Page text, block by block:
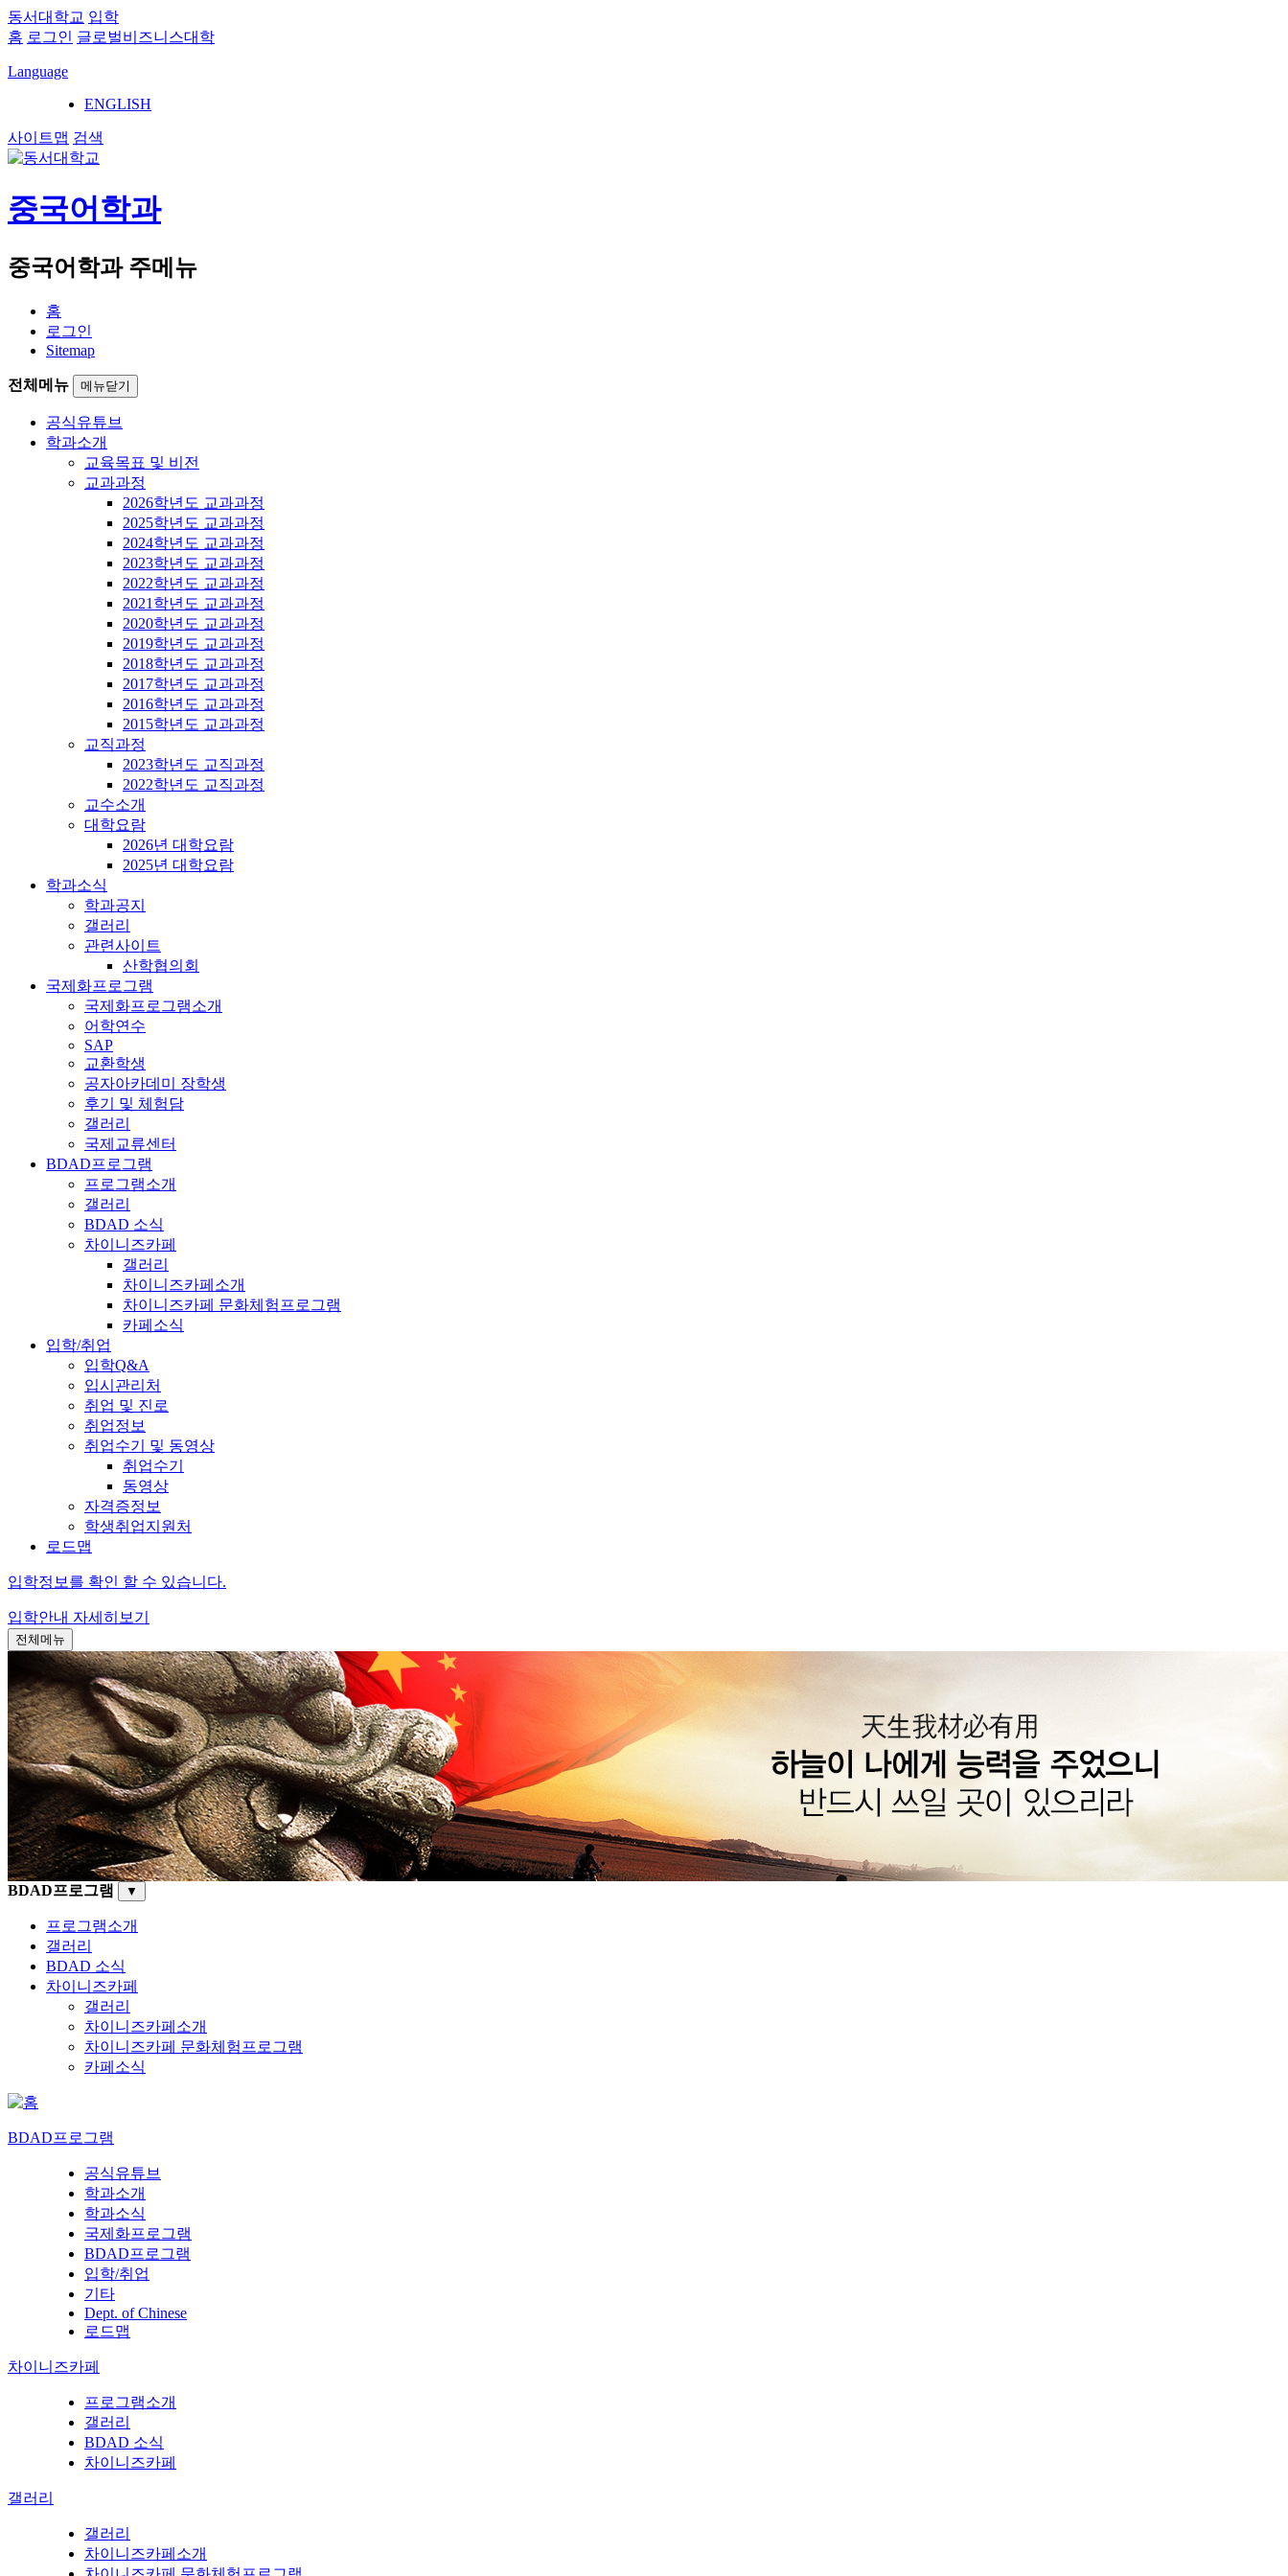
동서대학교 입학
홈 로그인 글로벌비즈니스대학
Language
ENGLISH
사이트맵 검색
중국어학과
중국어학과 주메뉴
홈
로그인
Sitemap
전체메뉴 메뉴닫기
공식유튜브
학과소개
교육목표 및 비전
교과과정
2026학년도 교과과정
2025학년도 교과과정
2024학년도 교과과정
2023학년도 교과과정
2022학년도 교과과정
2021학년도 교과과정
2020학년도 교과과정
2019학년도 교과과정
2018학년도 교과과정
2017학년도 교과과정
2016학년도 교과과정
2015학년도 교과과정
교직과정
2023학년도 교직과정
2022학년도 교직과정
교수소개
대학요람
2026년 대학요람
2025년 대학요람
학과소식
학과공지
갤러리
관련사이트
산학협의회
국제화프로그램
국제화프로그램소개
어학연수
SAP
교환학생
공자아카데미 장학생
후기 및 체험담
갤러리
국제교류센터
BDAD프로그램
프로그램소개
갤러리
BDAD 소식
차이니즈카페
갤러리
차이니즈카페소개
차이니즈카페 문화체험프로그램
카페소식
입학/취업
입학Q&A
입시관리처
취업 및 진로
취업정보
취업수기 및 동영상
취업수기
동영상
자격증정보
학생취업지원처
로드맵
입학정보를 확인 할 수 있습니다.
입학안내 자세히보기
전체메뉴
BDAD프로그램 ▼
프로그램소개
갤러리
BDAD 소식
차이니즈카페
갤러리
차이니즈카페소개
차이니즈카페 문화체험프로그램
카페소식
BDAD프로그램
공식유튜브
학과소개
학과소식
국제화프로그램
BDAD프로그램
입학/취업
기타
Dept. of Chinese
로드맵
차이니즈카페
프로그램소개
갤러리
BDAD 소식
차이니즈카페
갤러리
갤러리
차이니즈카페소개